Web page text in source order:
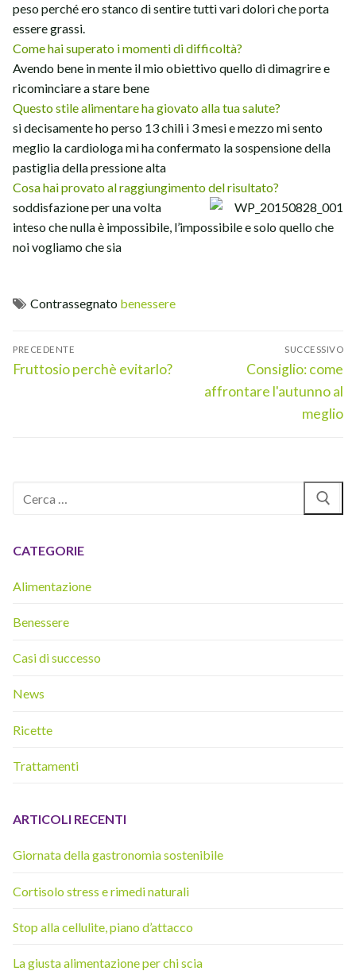
peso perché ero stanco di sentire tutti vari dolori che porta
essere grassi.
Come hai superato i momenti di difficoltà?
Avendo bene in mente il mio obiettivo quello di dimagrire e
ricominciare a stare bene
Questo stile alimentare ha giovato alla tua salute?
si decisamente ho perso 13 chili i 3 mesi e mezzo mi sento
meglio la cardiologa mi ha confermato la sospensione della
pastiglia della pressione alta
Cosa hai provato al raggiungimento del risultato?
soddisfazione per una volta
inteso che nulla è impossibile, l’impossibile e solo quello che
noi vogliamo che sia
Contrassegnato benessere
Navigazione
articoli
PRECEDENTE
Articolo
Fruttosio perchè evitarlo?
SUCCESSIVO
Articolo
successivo:
Consiglio: come
affrontare l'autunno al
meglio
CATEGORIE
Alimentazione
Benessere
Casi di successo
News
Ricette
Trattamenti
ARTICOLI RECENTI
Giornata della gastronomia sostenibile
Cortisolo stress e rimedi naturali
Stop alla cellulite, piano d’attacco
La giusta alimentazione per chi scia